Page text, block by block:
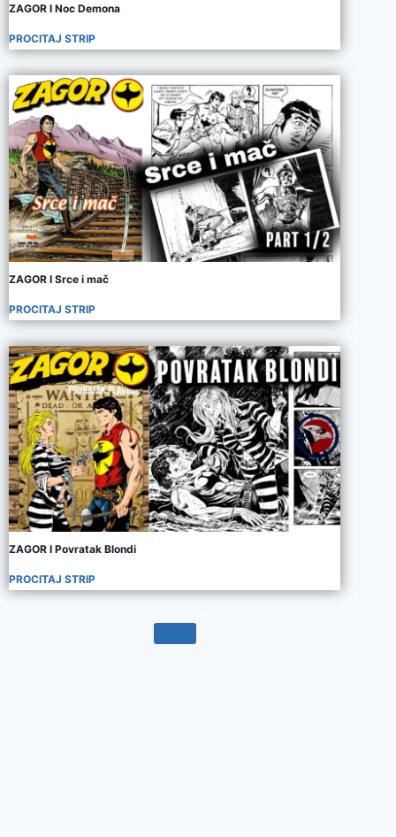
ZAGOR I Noc Demona
PROCITAJ STRIP
ZAGOR I Srce i mač
PROCITAJ STRIP
ZAGOR I Povratak Blondi
PROCITAJ STRIP